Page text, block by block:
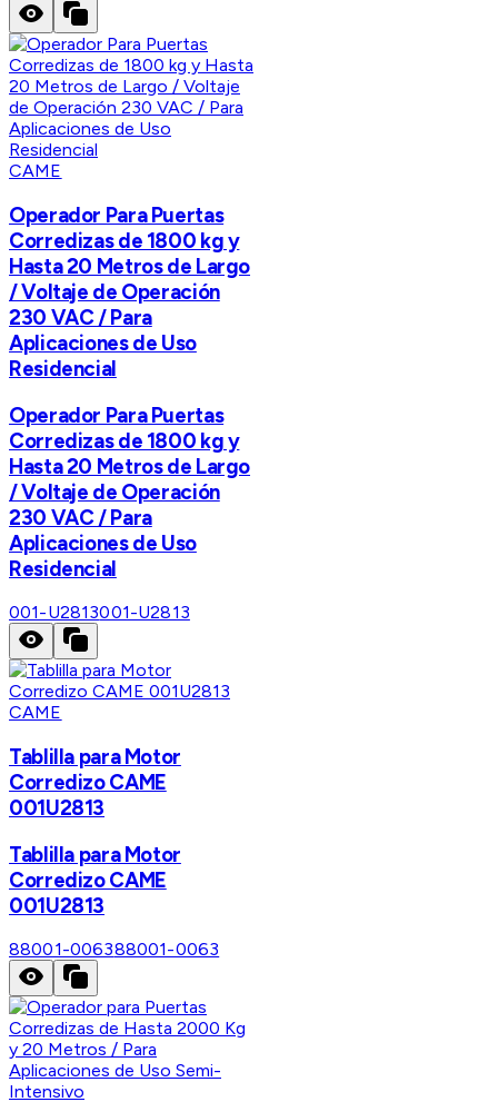
CAME
Operador Para Puertas
Corredizas de 1800 kg y
Hasta 20 Metros de Largo
/ Voltaje de Operación
230 VAC / Para
Aplicaciones de Uso
Residencial
Operador Para Puertas
Corredizas de 1800 kg y
Hasta 20 Metros de Largo
/ Voltaje de Operación
230 VAC / Para
Aplicaciones de Uso
Residencial
001-U2813001-U2813
CAME
Tablilla para Motor
Corredizo CAME
001U2813
Tablilla para Motor
Corredizo CAME
001U2813
88001-006388001-0063